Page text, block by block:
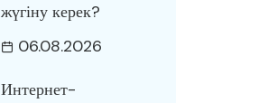
жүгіну керек?
06.08.2026
Интернет-